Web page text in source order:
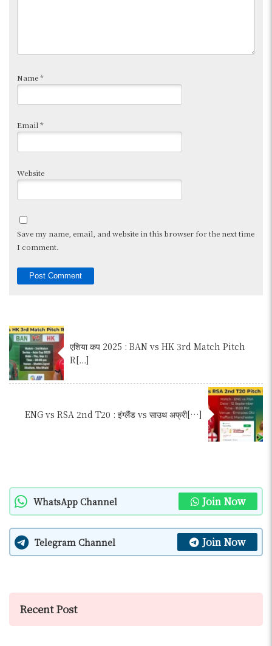
Name*
Email*
Website
Save my name, email, and website in this browser for the next time
I comment.
एशिया कप 2025 : BAN vs HK 3rd Match Pitch
R[…]
ENG vs RSA 2nd T20 : इंग्लैंड vs साउथ अफ्री[…]
WhatsApp Channel Join Now
Telegram Channel Join Now
Recent Post